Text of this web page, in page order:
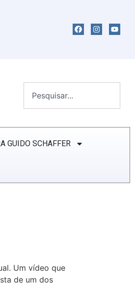
GUIDO SCHAFFER
Um vídeo que
de um dos